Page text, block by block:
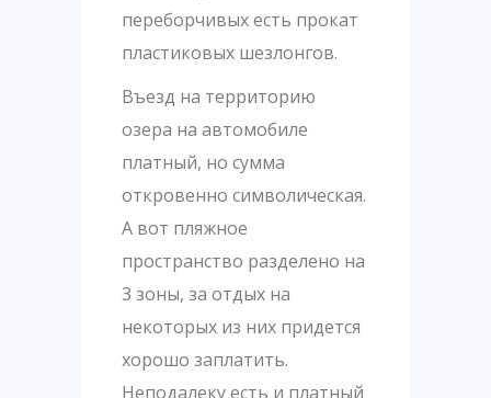
переборчивых есть прокат
пластиковых шезлонгов.
Въезд на территорию
озера на автомобиле
платный, но сумма
откровенно символическая.
А вот пляжное
пространство разделено на
3 зоны, за отдых на
некоторых из них придется
хорошо заплатить.
Неподалеку есть и платный